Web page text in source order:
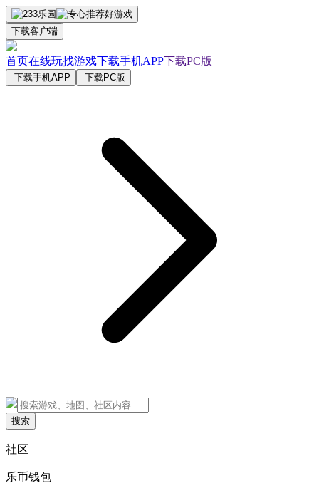
下载客户端
首页在线玩找游戏下载手机APP下载PC版
下载手机APP 下载PC版
搜索
社区
乐币钱包